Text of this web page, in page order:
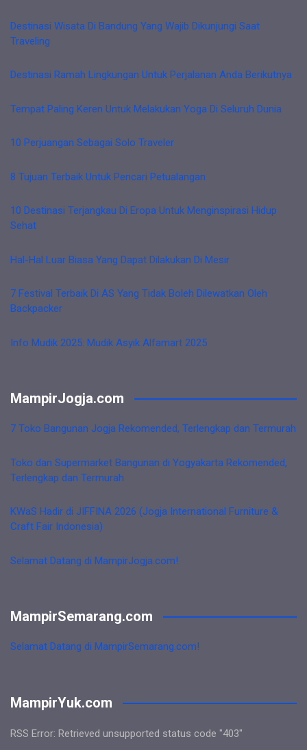
Destinasi Wisata Di Bandung Yang Wajib Dikunjungi Saat
Traveling
Destinasi Ramah Lingkungan Untuk Perjalanan Anda Berikutnya
Tempat Paling Keren Untuk Melakukan Yoga Di Seluruh Dunia
10 Perjuangan Sebagai Solo Traveler
8 Tujuan Terbaik Untuk Pencari Petualangan
10 Destinasi Terjangkau Di Eropa Untuk Menginspirasi Hidup
Sehat
Hal-Hal Luar Biasa Yang Dapat Dilakukan Di Mesir
7 Festival Terbaik Di AS Yang Tidak Boleh Dilewatkan Oleh
Backpacker
Info Mudik 2025: Mudik Asyik Alfamart 2025
MampirJogja.com
7 Toko Bangunan Jogja Rekomended, Terlengkap dan Termurah
Toko dan Supermarket Bangunan di Yogyakarta Rekomended,
Terlengkap dan Termurah
KWaS Hadir di JIFFINA 2026 (Jogja International Furniture &
Craft Fair Indonesia)
Selamat Datang di MampirJogja.com!
MampirSemarang.com
Selamat Datang di MampirSemarang.com!
MampirYuk.com
RSS Error: Retrieved unsupported status code "403"